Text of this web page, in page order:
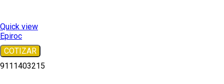
Quick view
Epiroc
COTIZAR
9111403215